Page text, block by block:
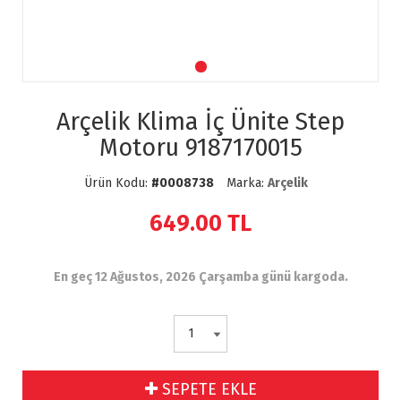
Arçelik Klima İç Ünite Step
Motoru 9187170015
Ürün Kodu: #0008738 Marka: Arçelik
649.00 TL
En geç 12 Ağustos, 2026 Çarşamba günü kargoda.
SEPETE EKLE